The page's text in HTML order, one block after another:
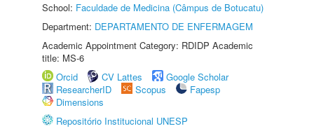
School: Faculdade de Medicina (Câmpus de Botucatu)
Department: DEPARTAMENTO DE ENFERMAGEM
Academic Appointment Category: RDIDP Academic
title: MS-6
Orcid
CV Lattes
Google Scholar
ResearcherID
Scopus
Fapesp
Dimensions
Repositório Institucional UNESP